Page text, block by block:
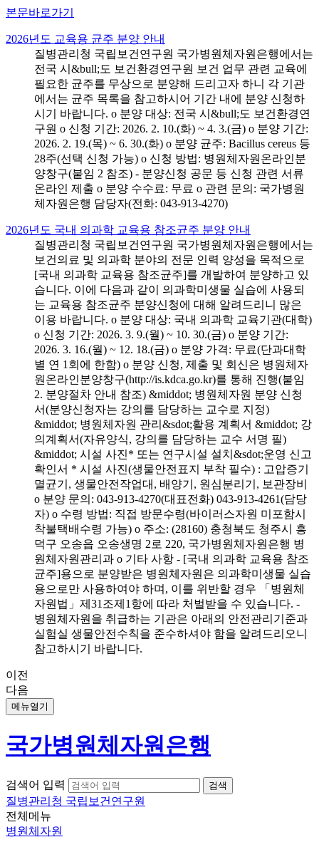
본문바로가기
2026년도 교육용 균주 분양 안내
질병관리청 국립보건연구원 국가병원체자원은행에서는
전국 시&bull;도 보건환경연구원 보건 업무 관련 교육에
필요한 균주를 무상으로 분양해 드리고자 하니 각 기관
에서는 균주 목록을 참고하시어 기간 내에 분양 신청하
시기 바랍니다. o 분양 대상: 전국 시&bull;도 보건환경연
구원 o 신청 기간: 2026. 2. 10.(화) ~ 4. 3.(금) o 분양 기간:
2026. 2. 19.(목) ~ 6. 30.(화) o 분양 균주: Bacillus cereus 등
28주(선택 신청 가능) o 신청 방법: 병원체자원온라인분
양창구(붙임 2 참조) - 분양신청 공문 등 신청 관련 서류
온라인 제출 o 분양 수수료: 무료 o 관련 문의: 국가병원
체자원은행 담당자(전화: 043-913-4270)
2026년도 국내 의과학 교육용 참조균주 분양 안내
질병관리청 국립보건연구원 국가병원체자원은행에서는
보건의료 및 의과학 분야의 전문 인력 양성을 목적으로
[국내 의과학 교육용 참조균주]를 개발하여 분양하고 있
습니다. 이에 다음과 같이 의과학미생물 실습에 사용되
는 교육용 참조균주 분양신청에 대해 알려드리니 많은
이용 바랍니다. o 분양 대상: 국내 의과학 교육기관(대학)
o 신청 기간: 2026. 3. 9.(월) ~ 10. 30.(금) o 분양 기간:
2026. 3. 16.(월) ~ 12. 18.(금) o 분양 가격: 무료(단과대학
별 연 1회에 한함) o 분양 신청, 제출 및 회신은 병원체자
원온라인분양창구(http://is.kdca.go.kr)를 통해 진행(붙임
2. 분양절차 안내 참조) &middot; 병원체자원 분양 신청
서(분양신청자는 강의를 담당하는 교수로 지정)
&middot; 병원체자원 관리&sdot;활용 계획서 &middot; 강
의계획서(자유양식, 강의를 담당하는 교수 서명 필)
&middot; 시설 사진* 또는 연구시설 설치&sdot;운영 신고
확인서 * 시설 사진(생물안전표지 부착 필수) : 고압증기
멸균기, 생물안전작업대, 배양기, 원심분리기, 보관장비
o 분양 문의: 043-913-4270(대표전화) 043-913-4261(담당
자) o 수령 방법: 직접 방문수령(바이러스자원 미포함시
착불택배수령 가능) o 주소: (28160) 충청북도 청주시 흥
덕구 오송읍 오송생명 2로 220, 국가병원체자원은행 병
원체자원관리과 o 기타 사항 - [국내 의과학 교육용 참조
균주]용으로 분양받은 병원체자원은 의과학미생물 실습
용으로만 사용하여야 하며, 이를 위반할 경우 「병원체
자원법」제31조제1항에 따라 처벌받을 수 있습니다. -
병원체자원을 취급하는 기관은 아래의 안전관리기준과
실험실 생물안전수칙을 준수하셔야 함을 알려드리오니
참고하시기 바랍니다.
이전
다음
메뉴열기
국가병원체자원은행
검색어 입력
질병관리청 국립보건연구원
전체메뉴
병원체자원